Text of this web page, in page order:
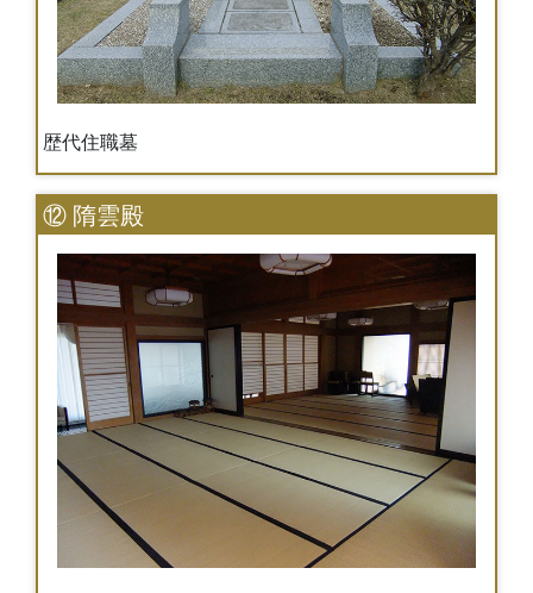
歴代住職墓
⑫ 隋雲殿